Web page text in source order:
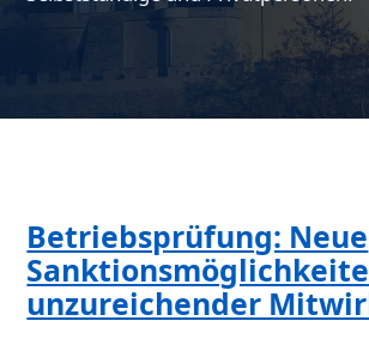
Betriebsprüfung: Neue
unzureichender